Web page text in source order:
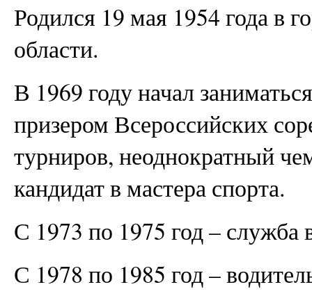
Родился 19 мая 1954 года в
области.
В 1969 году начал
призером Всероссийских
турниров, неоднократный
кандидат в мастера спорта.
С 1973 по 1975 год –
С 1978 по 1985 год –